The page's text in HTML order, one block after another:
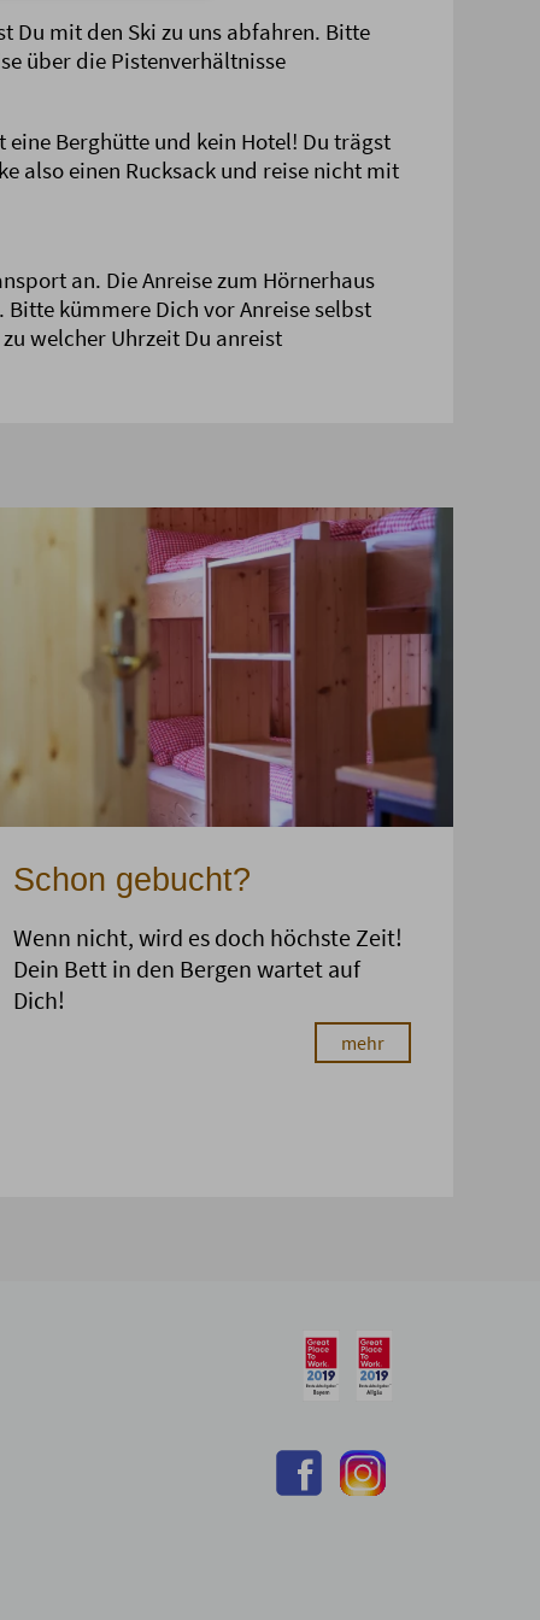
Du mit den Ski zu uns abfahren. Bitte
über die Pistenverhältnisse
Berghütte und kein Hotel! Du trägst
also einen Rucksack und reise nicht mit
an. Die Anreise zum Hörnerhaus
kümmere Dich vor Anreise selbst
welcher Uhrzeit Du anreist
Schon gebucht?
Wenn nicht, wird es doch höchste Zeit!
Dein Bett in den Bergen wartet auf
Dich!
mehr